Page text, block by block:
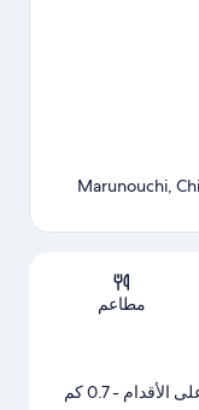
مطاعم
- 0.7 كم